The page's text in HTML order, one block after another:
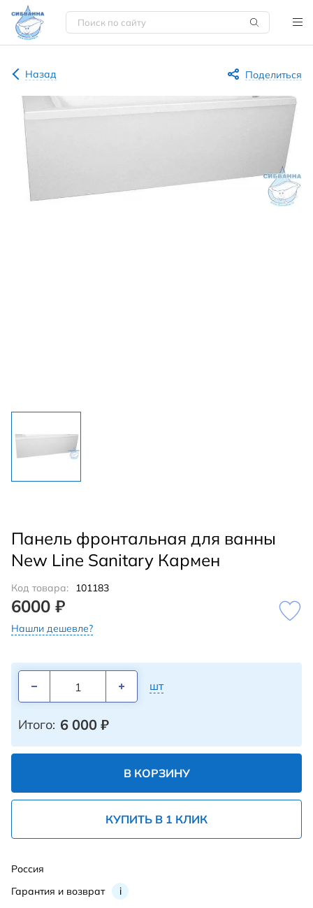
Назад Поделиться
Панель фронтальная для ванны
New Line Sanitary Кармен
Код товара: 101183
6000 ₽
Нашли дешевле?
шт
Итого: 6 000 ₽
В КОРЗИНУ
КУПИТЬ В 1 КЛИК
Гарантия и возврат i
Россия